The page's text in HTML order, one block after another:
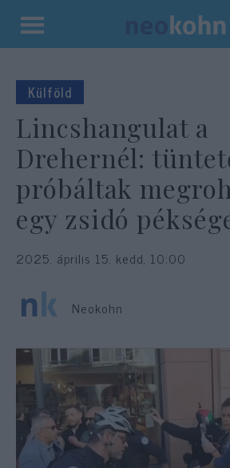
Kilépés
tartalomba
Külföld
Lincshangulat a
Drehernél:
próbáltak
egy zsidó
2025. április 15. kedd, 10:00
Neokohn